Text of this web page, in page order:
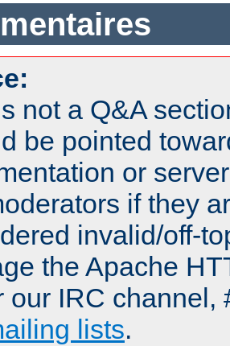
not a Q&A
be pointed
or
if they
invalid/off-
the Apache
our IRC channel,
lists.